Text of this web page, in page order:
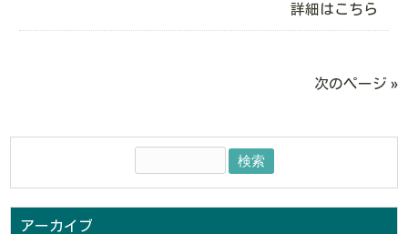
詳細はこちら
次のページ »
アーカイブ